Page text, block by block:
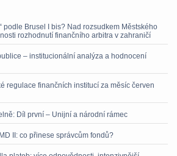
podle Brusel I bis? Nad rozsudkem Městského
rozhodnutí finančního arbitra v zahraničí
– institucionální analýza a hodnocení
regulace finančních institucí za měsíc červen
Díl první – Unijní a národní rámec
II: co přinese správcům fondů?